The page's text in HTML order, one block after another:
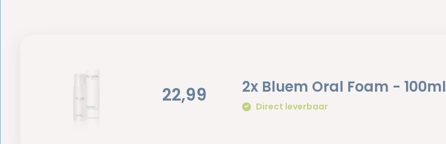
22,99 2x Bluem Oral Foam - 100ml
Direct leverbaar